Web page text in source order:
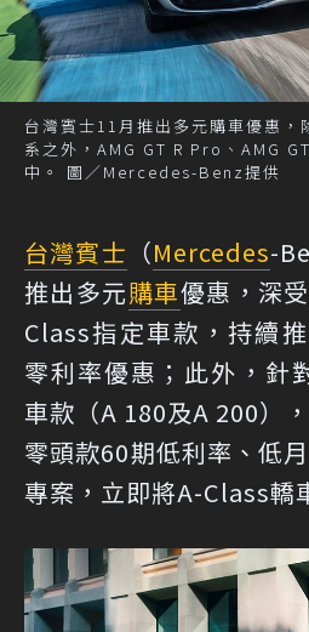
台灣賓士11月推出多元購車優惠
系之外，AMG GT R Pro、AMG
中。 圖／Mercedes-Benz提供
台灣賓士 （Mercedes-
推出多元購車優惠，深
Class指定車款，持續
零利率優惠；此外，針
車款（A 180及A 200）
零頭款60期低利率、低
專案，立即將A-Class轎